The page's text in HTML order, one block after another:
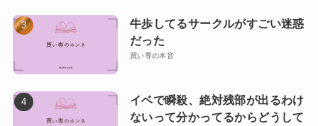
牛歩してるサークルがすごい迷惑
だった
買い専の本音
イベで瞬殺、絶対残部が出るわけ
ないって分かってるからどうして